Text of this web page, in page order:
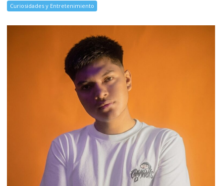
Curiosidades y Entretenimiento